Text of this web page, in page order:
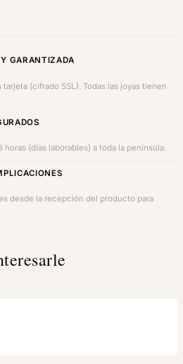
GARANTIZADA
(cifrado SSL). Todas las joyas tienen
(días laborables) a toda la península.
desde la recepción del producto para